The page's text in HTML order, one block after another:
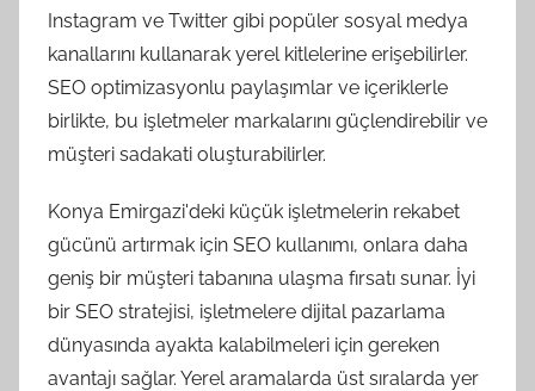
Instagram ve Twitter gibi popüler sosyal medya
kanallarını kullanarak yerel kitlelerine erişebilirler.
SEO optimizasyonlu paylaşımlar ve içeriklerle
birlikte, bu işletmeler markalarını güçlendirebilir ve
müşteri sadakati oluşturabilirler.
Konya Emirgazi'deki küçük işletmelerin rekabet
gücünü artırmak için SEO kullanımı, onlara daha
geniş bir müşteri tabanına ulaşma fırsatı sunar. İyi
bir SEO stratejisi, işletmelere dijital pazarlama
dünyasında ayakta kalabilmeleri için gereken
avantajı sağlar. Yerel aramalarda üst sıralarda yer